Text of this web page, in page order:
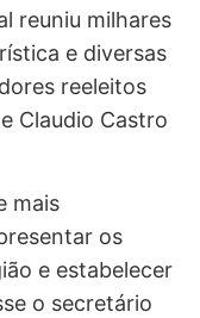
reuniu milhares
e diversas
reeleitos
Claudio Castro
mais
os
e estabelecer
o secretário